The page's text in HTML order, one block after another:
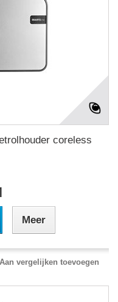
coreless
Meer
Aan vergelijken toevoegen